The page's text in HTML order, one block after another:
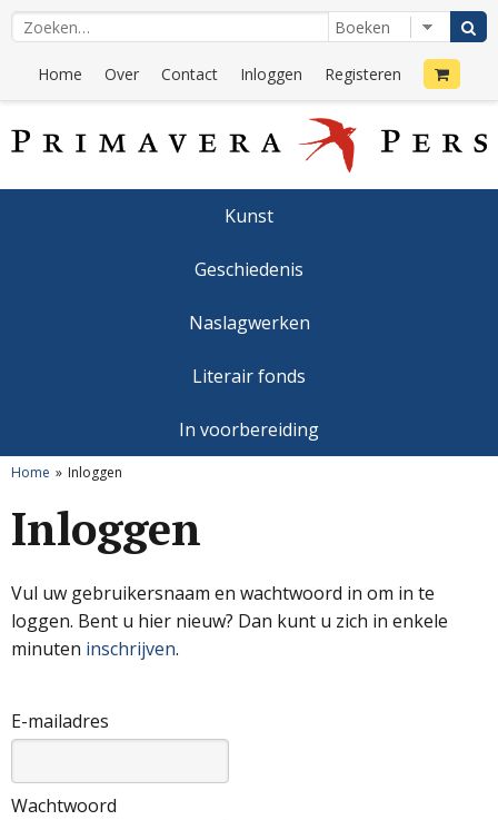
Home Over Contact Inloggen Registeren
Kunst
Geschiedenis
Naslagwerken
Literair fonds
In voorbereiding
Home Inloggen
Inloggen
Vul uw gebruikersnaam en wachtwoord in om in te
loggen. Bent u hier nieuw? Dan kunt u zich in enkele
minuten inschrijven.
E-mailadres
Wachtwoord